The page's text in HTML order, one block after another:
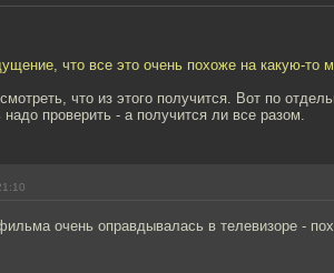
что все это очень похоже на какую-то
что из этого получится. Вот по
проверить - а получится ли все разом.
очень оправдывалась в телевизоре -